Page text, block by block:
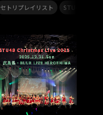
セトリプレイリスト STU48